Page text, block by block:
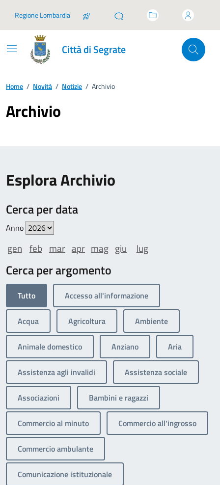
Regione Lombardia
Città di Segrate
Home / Novità / Notizie / Archivio
Archivio
Esplora Archivio
Cerca per data
Anno
gen feb mar apr mag giu lug
Cerca per argomento
Tutto Accesso all'informazione
Acqua Agricoltura Ambiente
Animale domestico Anziano Aria
Assistenza agli invalidi Assistenza sociale
Associazioni Bambini e ragazzi
Commercio al minuto Commercio all'ingrosso
Commercio ambulante
Comunicazione istituzionale